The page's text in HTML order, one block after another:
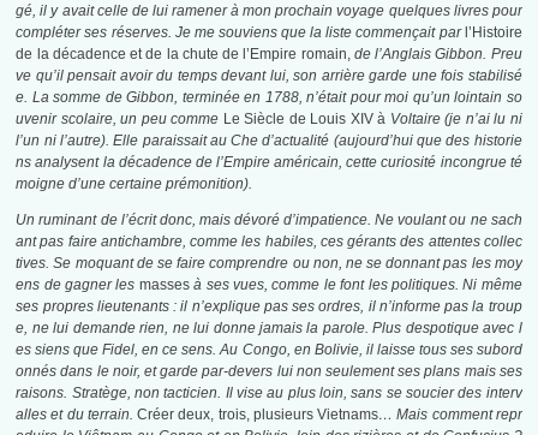
gé, il y avait celle de lui ramener à mon prochain voyage quelques livres pour
compléter ses réserves. Je me souviens que la liste commençait par l’Histoire
de la décadence et de la chute de l’Empire romain, de l’Anglais Gibbon. Preu
ve qu’il pensait avoir du temps devant lui, son arrière garde une fois stabilisé
e. La somme de Gibbon, terminée en 1788, n’était pour moi qu’un lointain so
uvenir scolaire, un peu comme Le Siècle de Louis XIV à Voltaire (je n’ai lu ni
l’un ni l’autre). Elle paraissait au Che d’actualité (aujourd’hui que des historie
ns analysent la décadence de l’Empire américain, cette curiosité incongrue té
moigne d’une certaine prémonition).
Un ruminant de l’écrit donc, mais dévoré d’impatience. Ne voulant ou ne sach
ant pas faire antichambre, comme les habiles, ces gérants des attentes collec
tives. Se moquant de se faire comprendre ou non, ne se donnant pas les moy
ens de gagner les massesà ses vues, comme le font les politiques. Ni même
ses propres lieutenants : il n’explique pas ses ordres, il n’informe pas la troup
e, ne lui demande rien, ne lui donne jamais la parole. Plus despotique avec l
es siens que Fidel, en ce sens. Au Congo, en Bolivie, il laisse tous ses subord
onnés dans le noir, et garde par-devers lui non seulement ses plans mais ses
raisons. Stratège, non tacticien. Il vise au plus loin, sans se soucier des interv
alles et du terrain.Créer deux, trois, plusieurs Vietnams… Mais comment repr